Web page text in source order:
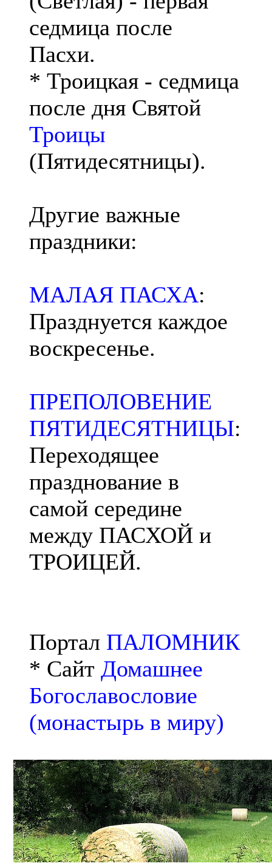
седмица после
Пасхи.
* Троицкая - седмица
после дня Святой
Троицы
(Пятидесятницы).
Другие важные
праздники:
МАЛАЯ ПАСХА:
Празднуется каждое
воскресенье.
ПРЕПОЛОВЕНИЕ
ПЯТИДЕСЯТНИЦЫ:
Переходящее
празднование в
самой середине
между ПАСХОЙ и
ТРОИЦЕЙ.
Портал ПАЛОМНИК
* Сайт Домашнее
Богославословие
(монастырь в миру)